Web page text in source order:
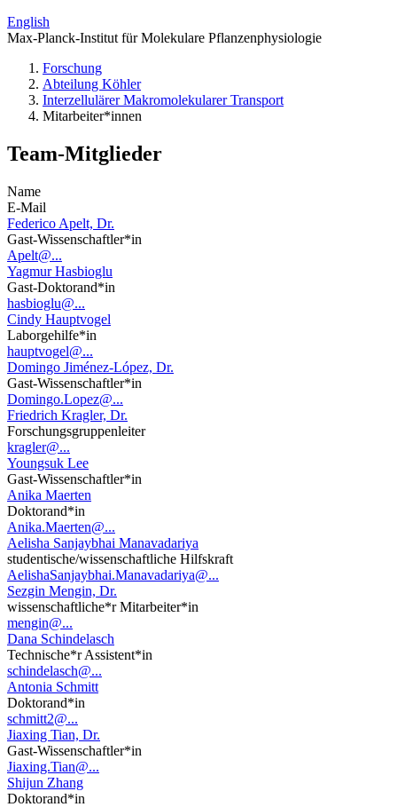
English
Max-Planck-Institut für Molekulare Pflanzenphysiologie
Forschung
Abteilung Köhler
Interzellulärer Makromolekularer Transport
Mitarbeiter*innen
Team-Mitglieder
Name
E-Mail
Federico Apelt, Dr.
Gast-Wissenschaftler*in
Apelt@...
Yagmur Hasbioglu
Gast-Doktorand*in
hasbioglu@...
Cindy Hauptvogel
Laborgehilfe*in
hauptvogel@...
Domingo Jiménez-López, Dr.
Gast-Wissenschaftler*in
Domingo.Lopez@...
Friedrich Kragler, Dr.
Forschungsgruppenleiter
kragler@...
Youngsuk Lee
Gast-Wissenschaftler*in
Anika Maerten
Doktorand*in
Anika.Maerten@...
Aelisha Sanjaybhai Manavadariya
studentische/wissenschaftliche Hilfskraft
AelishaSanjaybhai.Manavadariya@...
Sezgin Mengin, Dr.
wissenschaftliche*r Mitarbeiter*in
mengin@...
Dana Schindelasch
Technische*r Assistent*in
schindelasch@...
Antonia Schmitt
Doktorand*in
schmitt2@...
Jiaxing Tian, Dr.
Gast-Wissenschaftler*in
Jiaxing.Tian@...
Shijun Zhang
Doktorand*in